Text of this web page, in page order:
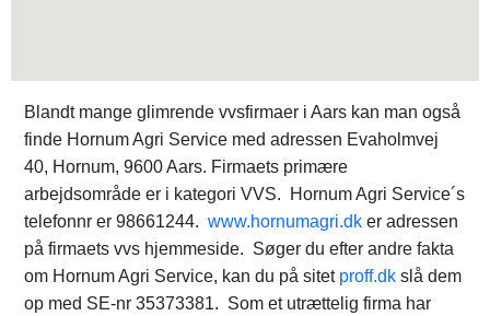
Blandt mange glimrende vvsfirmaer i Aars kan man også
finde Hornum Agri Service med adressen Evaholmvej
40, Hornum, 9600 Aars. Firmaets primære
arbejdsområde er i kategori VVS. Hornum Agri Service´s
telefonnr er 98661244. www.hornumagri.dk er adressen
på firmaets vvs hjemmeside. Søger du efter andre fakta
om Hornum Agri Service, kan du på sitet proff.dk slå dem
op med SE-nr 35373381. Som et utrættelig firma har